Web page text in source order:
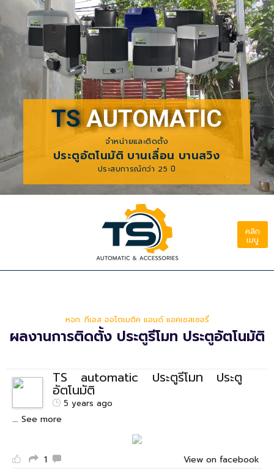
TSAUTOMATIC
จำหน่ายและติดตั้ง
ประสบการณ์กว่า 25 ปี
ประตูอัตโนมัติ บานเลื่อน บานสวิง
คลิก
เมนู
หจก. ทีเอส ออโตเมติค แอนด์ แอคเซสเซอรี่
ผลงานการติดตั้ง ประตูรีโมท ประตูอัตโนมัติ
TS automatic ประตูรีโมท ประตู
อัตโนมัติ
5 years ago
... See more
1 View on facebook